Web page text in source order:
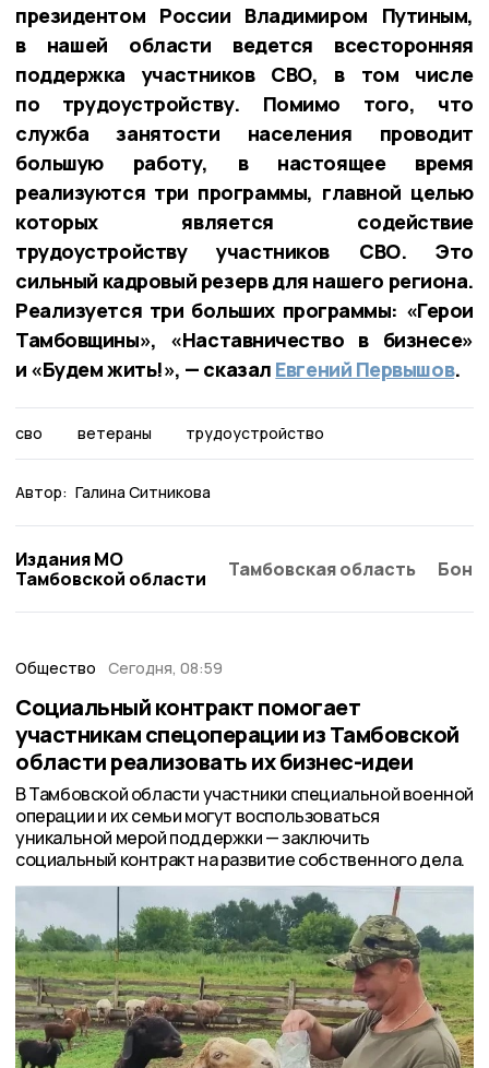
президентом России Владимиром Путиным,
в нашей области ведется всесторонняя
поддержка участников СВО, в том числе
по трудоустройству. Помимо того, что
служба занятости населения проводит
большую работу, в настоящее время
реализуются три программы, главной целью
которых является содействие
трудоустройству участников СВО. Это
сильный кадровый резерв для нашего региона.
Реализуется три больших программы: «Герои
Тамбовщины», «Наставничество в бизнесе»
и «Будем жить!», — сказал Евгений Первышов.
сво ветераны трудоустройство
Автор: Галина Ситникова
Издания МО
Тамбовской области
Тамбовская область
Общество Сегодня, 08:59
Социальный контракт помогает
участникам спецоперации из Тамбовской
области реализовать их бизнес-идеи
В Тамбовской области участники специальной военной
операции и их семьи могут воспользоваться
уникальной мерой поддержки — заключить
социальный контракт на развитие собственного дела.